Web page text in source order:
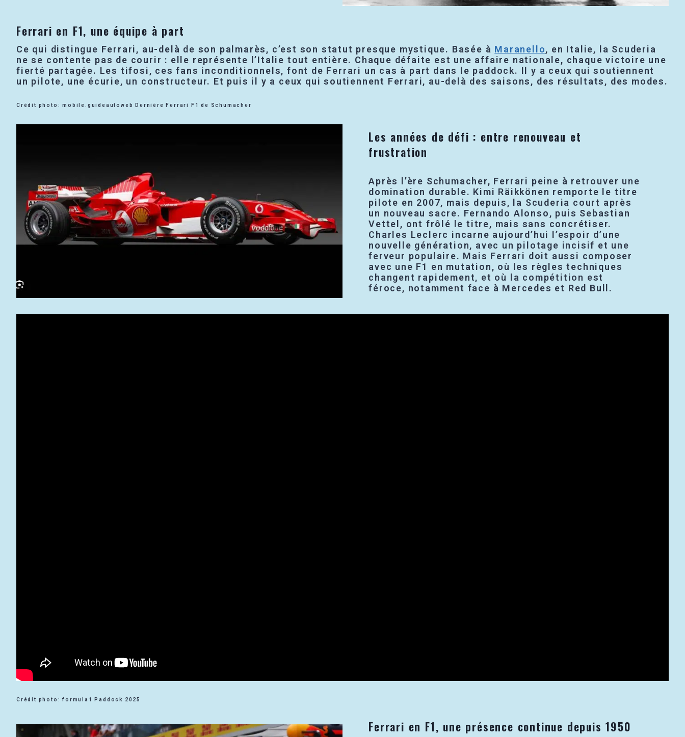
Ferrari en F1, une équipe à part
Ce qui distingue Ferrari, au-delà de son palmarès, c’est son statut presque mystique. Basée à Maranello, en Italie, la Scuderia
ne se contente pas de courir : elle représente l’Italie tout entière. Chaque défaite est une affaire nationale, chaque victoire une
fierté partagée. Les tifosi, ces fans inconditionnels, font de Ferrari un cas à part dans le paddock. Il y a ceux qui soutiennent
un pilote, une écurie, un constructeur. Et puis il y a ceux qui soutiennent Ferrari, au-delà des saisons, des résultats, des modes.
Crédit photo: mobile.guideautoweb Dernière Ferrari F1 de Schumacher
Les années de défi : entre renouveau et
frustration
Après l’ère Schumacher, Ferrari peine à retrouver une
domination durable. Kimi Räikkönen remporte le titre
pilote en 2007, mais depuis, la Scuderia court après
un nouveau sacre. Fernando Alonso, puis Sebastian
Vettel, ont frôlé le titre, mais sans concrétiser.
Charles Leclerc incarne aujourd’hui l’espoir d’une
nouvelle génération, avec un pilotage incisif et une
ferveur populaire. Mais Ferrari doit aussi composer
avec une F1 en mutation, où les règles techniques
changent rapidement, et où la compétition est
féroce, notamment face à Mercedes et Red Bull.
Crédit photo: formula1 Paddock 2025
Ferrari en F1, une présence continue depuis 1950